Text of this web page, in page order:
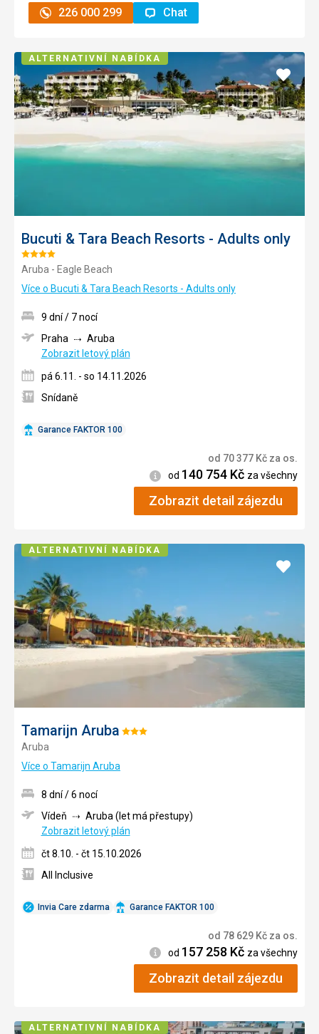
226 000 299 Chat
Bucuti & Tara Beach Resorts - Adults only
Hodnocení:
4/5
Aruba - Eagle Beach
Více o Bucuti & Tara Beach Resorts - Adults only
Přidat
do
Garance FAKTOR 100
9 dní / 7 nocí
Praha
Aruba
Zobrazit letový plán
pá 6.11. - so 14.11.2026
Snídaně
od 70 377 Kč za os.
Informace
od 140 754 Kč za všechny
Zobrazit detail zájezdu
ALTERNATIVNÍ NABÍDKA
Tamarijn Aruba Hodnocení:
Aruba
Více o Tamarijn Aruba
Přidat
Invia Care zdarma Garance FAKTOR 100
8 dní / 6 nocí
Vídeň
Aruba (let má přestupy)
Zobrazit letový plán
čt 8.10. - čt 15.10.2026
All Inclusive
od 78 629 Kč za os.
Informace
od 157 258 Kč za všechny
Zobrazit detail zájezdu
ALTERNATIVNÍ NABÍDKA
ALTERNATIVNÍ NABÍDKA